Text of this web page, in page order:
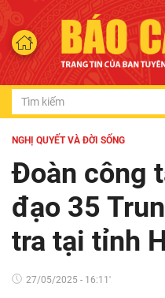
NGHỊ QUYẾT VÀ ĐỜI SỐNG
Đoàn công
đạo 35
tra tại tỉnh
27/05/2025 - 16:11'